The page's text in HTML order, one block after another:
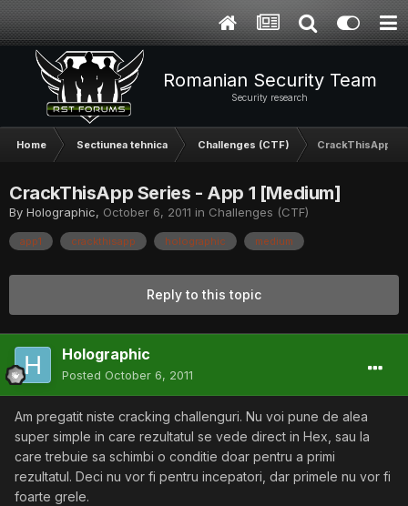
Romanian Security Team
Security research
Home Sectiunea tehnica Challenges (CTF) CrackThisApp
CrackThisApp Series - App 1 [Medium]
By Holographic, October 6, 2011 in Challenges (CTF)
app1 crackthisapp holographic medium
Reply to this topic
Holographic
Posted October 6, 2011
Am pregatit niste cracking challenguri. Nu voi pune de alea
super simple in care rezultatul se vede direct in Hex, sau la
care trebuie sa schimbi o conditie doar pentru a primi
rezultatul. Deci nu vor fi pentru incepatori, dar primele nu vor fi
foarte grele.